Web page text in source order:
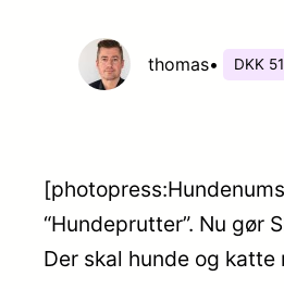
thomas• DKK
“Hundeprutter”. Nu gør
Der skal hunde og